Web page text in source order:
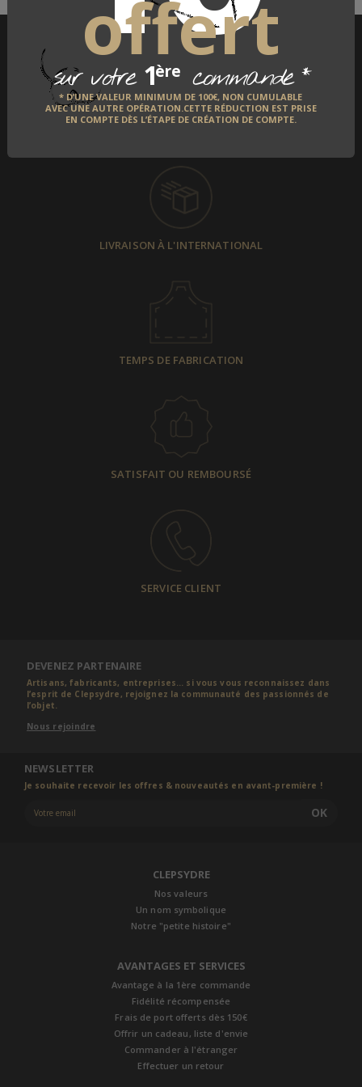
offert
sur votre 1ère commande*
* D’UNE VALEUR MINIMUM DE 100€, NON CUMULABLE
AVEC UNE AUTRE OPÉRATION.CETTE RÉDUCTION EST PRISE
EN COMPTE DÈS L’ÉTAPE DE CRÉATION DE COMPTE.
LIVRAISON À L'INTERNATIONAL
TEMPS DE FABRICATION
SATISFAIT OU REMBOURSÉ
SERVICE CLIENT
DEVENEZ PARTENAIRE
Artisans, fabricants, entreprises... si vous vous reconnaissez dans
l’esprit de Clepsydre, rejoignez la communauté des passionnés de
l’objet.
Nous rejoindre
NEWSLETTER
Je souhaite recevoir les offres & nouveautés en avant-première !
OK
CLEPSYDRE
Nos valeurs
Un nom symbolique
Notre "petite histoire"
AVANTAGES ET SERVICES
Avantage à la 1ère commande
Fidélité récompensée
Frais de port offerts dès 150€
Offrir un cadeau, liste d'envie
Commander à l'étranger
Effectuer un retour